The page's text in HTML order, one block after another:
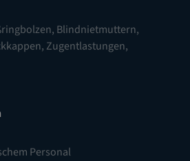
, Blindnietmuttern,
Zugentlastungen,
Personal